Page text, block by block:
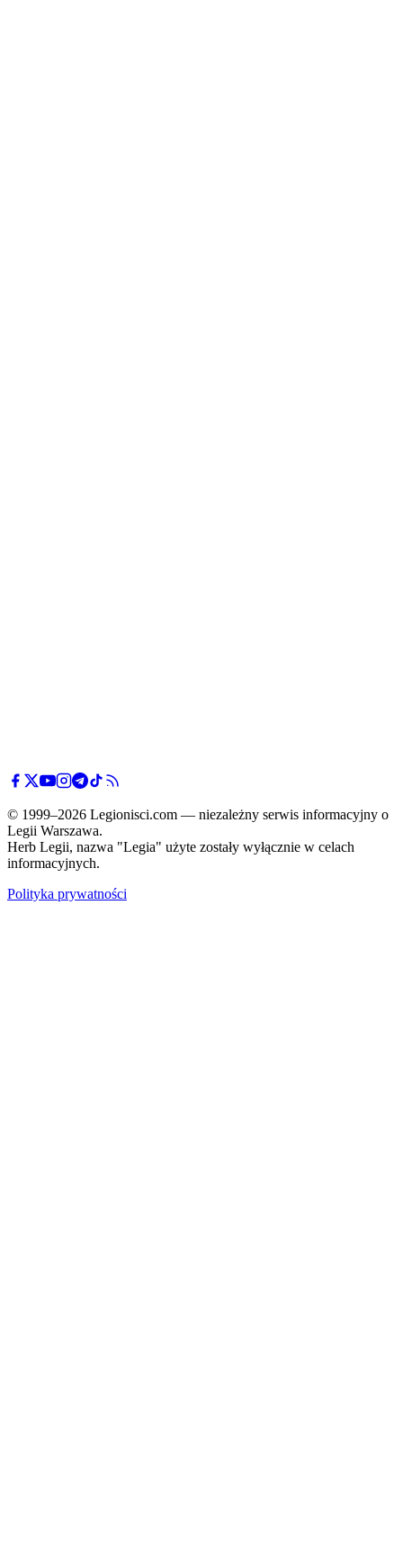
© 1999–2026 Legionisci.com — niezależny serwis informacyjny o
Legii Warszawa.
Herb Legii, nazwa "Legia" użyte zostały wyłącznie w celach
informacyjnych.
Polityka prywatności